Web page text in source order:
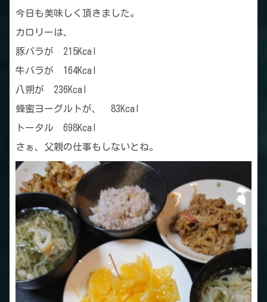
今日も美味しく頂きました。
カロリーは、
豚バラが 215Kcal
牛バラが 164Kcal
八朔が 236Kcal
蜂蜜ヨーグルトが、 83Kcal
トータル 698Kcal
さぁ、父親の仕事もしないとね。